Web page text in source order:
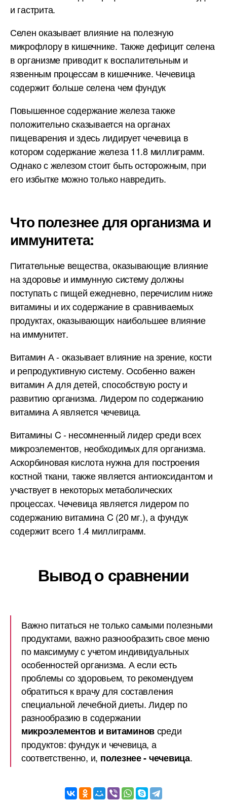
и гастрита.
Селен оказывает влияние на полезную
микрофлору в кишечнике. Также дефицит селена
в организме приводит к воспалительным и
язвенным процессам в кишечнике. Чечевица
содержит больше селена чем фундук
Повышенное содержание железа также
положительно сказывается на органах
пищеварения и здесь лидирует чечевица в
котором содержание железа 11.8 миллиграмм.
Однако с железом стоит быть осторожным, при
его избытке можно только навредить.
Что полезнее для организма и
иммунитета:
Питательные вещества, оказывающие влияние
на здоровье и иммунную систему должны
поступать с пищей ежедневно, перечислим ниже
витамины и их содержание в сравниваемых
продуктах, оказывающих наибольшее влияние
на иммунитет.
Витамин А - оказывает влияние на зрение, кости
и репродуктивную систему. Особенно важен
витамин А для детей, способствую росту и
развитию организма. Лидером по содержанию
витамина А является чечевица.
Витамины C - несомненный лидер среди всех
микроэлементов, необходимых для организма.
Аскорбиновая кислота нужна для построения
костной ткани, также является антиоксидантом и
участвует в некоторых метаболических
процессах. Чечевица является лидером по
содержанию витамина C (20 мг.), а фундук
содержит всего 1.4 миллиграмм.
Вывод о сравнении
Важно питаться не только самыми полезными
продуктами, важно разнообразить свое меню
по максимуму с учетом индивидуальных
особенностей организма. А если есть
проблемы со здоровьем, то рекомендуем
обратиться к врачу для составления
специальной лечебной диеты. Лидер по
разнообразию в содержании
микроэлементов и витаминовсреди
продуктов: фундук и чечевица, а
соответственно, и, полезнее - чечевица.